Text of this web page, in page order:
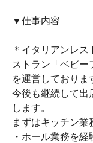
▼仕事内容
＊イタリアンレ
ストラン「ベビ
を運営しておりま
今後も継続して出
します。
まずはキッチン業
・ホール業務を